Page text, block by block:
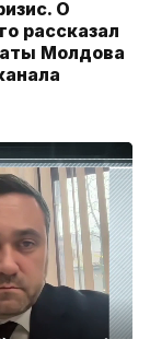
О
рассказал
Молдова